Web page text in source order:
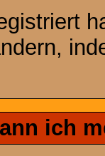
ich